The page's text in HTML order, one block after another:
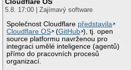
5.8. 17:00 | Zajímavý software
Společnost Cloudflare představila
Cloudflare OS
(GitHub ), tj. open
source platformu navrženou pro
integraci umělé inteligence (agentů)
přímo do pracovních procesů
organizací.